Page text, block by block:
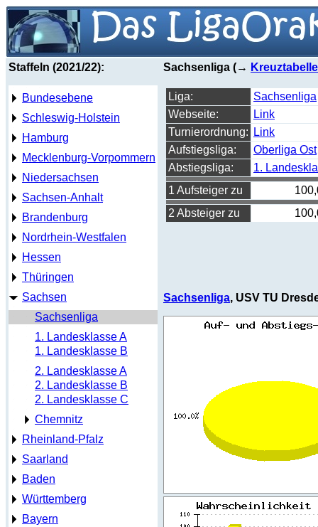
Staffeln (2021/22):
Bundesebene
Schleswig-Holstein
Hamburg
Mecklenburg-Vorpommern
Niedersachsen
Sachsen-Anhalt
Brandenburg
Nordrhein-Westfalen
Hessen
Thüringen
Sachsen
Sachsenliga
1. Landesklasse A
1. Landesklasse B
2. Landesklasse A
2. Landesklasse B
2. Landesklasse C
Chemnitz
Rheinland-Pfalz
Saarland
Baden
Württemberg
Bayern
Sachsenliga (→ Kreuztabelle
Liga:
Sachsenliga
Webseite:
Link
Turnierordnung:
Link
Aufstiegsliga:
Oberliga Ost
Abstiegsliga:
1.
1 Aufsteiger zu
2 Absteiger zu
Sachsenliga, USV TU